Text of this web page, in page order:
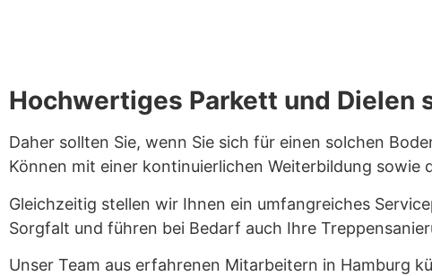
Hochwertiges Parkett und Dielen
Daher sollten Sie, wenn Sie sich für einen solchen
Können mit einer kontinuierlichen Weiterbildung
Gleichzeitig stellen wir Ihnen ein umfangreiches
Sorgfalt und führen bei Bedarf auch Ihre
Unser Team aus erfahrenen Mitarbeitern in Hamburg